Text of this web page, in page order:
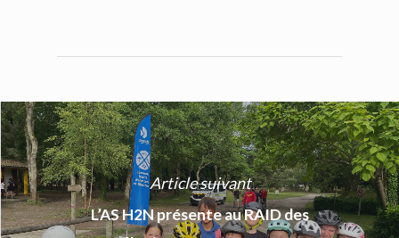
Article suivant
L’AS H2N présente au RAID des